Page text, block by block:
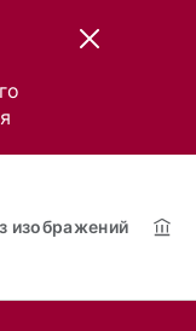
изображений